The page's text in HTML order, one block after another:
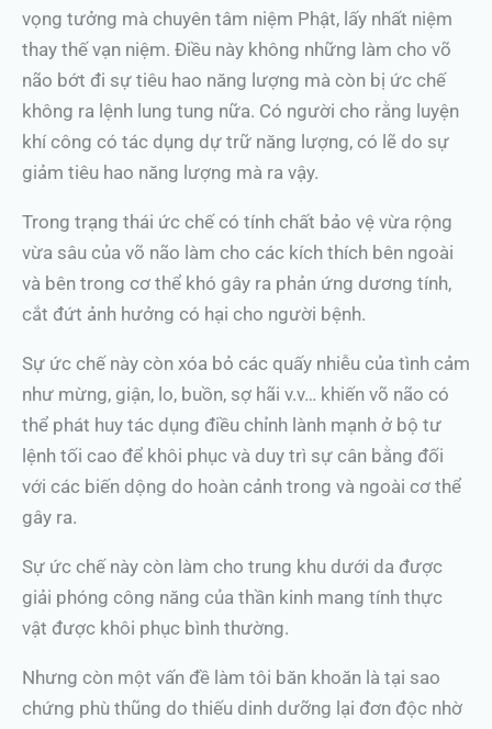
vọng tưởng mà chuyên tâm niệm Phật, lấy nhất niệm
thay thế vạn niệm. Điều này không những làm cho võ
não bớt đi sự tiêu hao năng lượng mà còn bị ức chế
không ra lệnh lung tung nữa. Có người cho rằng luyện
khí công có tác dụng dự trữ năng lượng, có lẽ do sự
giảm tiêu hao năng lượng mà ra vậy.
Trong trạng thái ức chế có tính chất bảo vệ vừa rộng
vừa sâu của võ não làm cho các kích thích bên ngoài
và bên trong cơ thể khó gây ra phản ứng dương tính,
cắt đứt ảnh hưởng có hại cho người bệnh.
Sự ức chế này còn xóa bỏ các quấy nhiễu của tình cảm
như mừng, giận, lo, buồn, sợ hãi v.v… khiến võ não có
thể phát huy tác dụng điều chỉnh lành mạnh ở bộ tư
lệnh tối cao để khôi phục và duy trì sự cân bằng đối
với các biến dộng do hoàn cảnh trong và ngoài cơ thể
gây ra.
Sự ức chế này còn làm cho trung khu dưới da được
giải phóng công năng của thần kinh mang tính thực
vật được khôi phục bình thường.
Nhưng còn một vấn đề làm tôi băn khoăn là tại sao
chứng phù thũng do thiếu dinh dưỡng lại đơn độc nhờ